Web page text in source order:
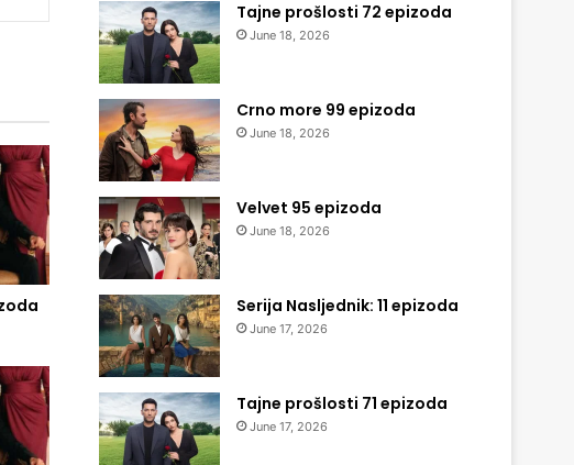
Tajne prošlosti 72 epizoda
June 18, 2026
Crno more 99 epizoda
June 18, 2026
Velvet 95 epizoda
June 18, 2026
Serija Nasljednik: 11 epizoda
June 17, 2026
Tajne prošlosti 71 epizoda
June 17, 2026